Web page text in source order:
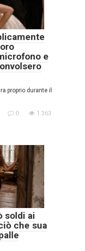
e
proprio durante il
0 1.363
soldi ai
che sua